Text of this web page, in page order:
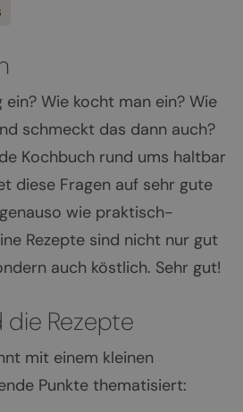
Wie kocht man ein? Wie
schmeckt das dann auch?
Kochbuch rund ums haltbar
diese Fragen auf sehr gute
wie praktisch-
Rezepte sind nicht nur gut
auch köstlich. Sehr gut!
die Rezepte
mit einem kleinen
Punkte thematisiert: